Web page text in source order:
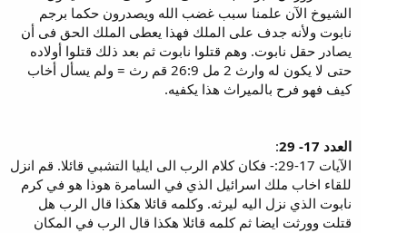
الشيوخ الآن علمنا سبب غضب الله ويصدرون حكما برجم
نابوت ولأنه جدف على الملك فهذا يعطى الملك الحق فى أن
يصادر حقل نابوت. وهم قتلوا نابوت ثم بعد ذلك قتلوا أولاده
حتى لا يكون له وارث 2 مل 26:9 قم رث = ولم يسأل أخاب
كيف فهو فرح بالميراث هذا يكفيه.
العدد 17- 29
:
الآيات 17-29:- فكان كلام الرب الى ايليا التشبي قائلا. قم انزل
للقاء اخاب ملك اسرائيل الذي في السامرة هوذا هو في كرم
نابوت الذي نزل اليه ليرثه. وكلمه قائلا هكذا قال الرب هل
قتلت وورثت ايضا ثم كلمه قائلا هكذا قال الرب في المكان